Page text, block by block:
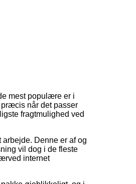
mest populære er i
når det passer
fragtmulighed ved
Denne er af og
vil dog i de fleste
internet